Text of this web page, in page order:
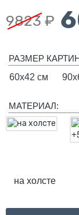
9823 ₽
РАЗМЕР
60х42 см
МАТЕРИАЛ:
на холсте